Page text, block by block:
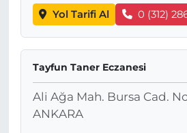
Yol Tarifi Al 0 (312)
Tayfun Taner Eczanesi
Ali Ağa Mah. Bursa Cad.
ANKARA